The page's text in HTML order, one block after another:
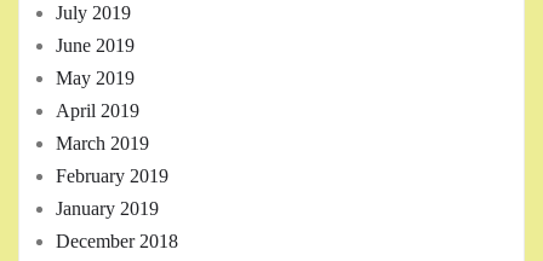
July 2019
June 2019
May 2019
April 2019
March 2019
February 2019
January 2019
December 2018